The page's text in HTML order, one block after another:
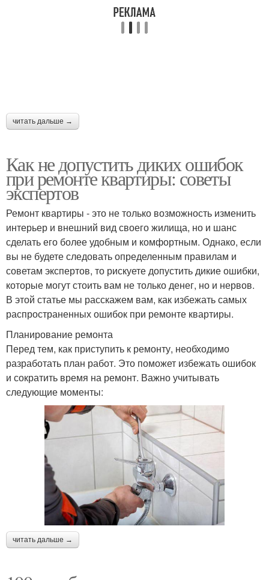
читать дальше →
Как не допустить диких ошибок
при ремонте квартиры: советы
экспертов
Ремонт квартиры - это не только возможность изменить
интерьер и внешний вид своего жилища, но и шанс
сделать его более удобным и комфортным. Однако, если
вы не будете следовать определенным правилам и
советам экспертов, то рискуете допустить дикие ошибки,
которые могут стоить вам не только денег, но и нервов.
В этой статье мы расскажем вам, как избежать самых
распространенных ошибок при ремонте квартиры.
Планирование ремонта
Перед тем, как приступить к ремонту, необходимо
разработать план работ. Это поможет избежать ошибок
и сократить время на ремонт. Важно учитывать
следующие моменты:
читать дальше →